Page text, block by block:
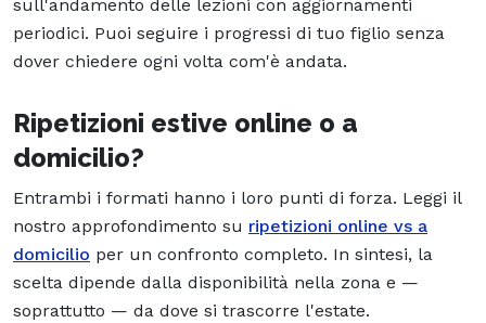
sull'andamento delle lezioni con aggiornamenti
periodici. Puoi seguire i progressi di tuo figlio senza
dover chiedere ogni volta com'è andata.
Ripetizioni estive online o a
domicilio?
Entrambi i formati hanno i loro punti di forza. Leggi il
nostro approfondimento su ripetizioni online vs a
domicilio per un confronto completo. In sintesi, la
scelta dipende dalla disponibilità nella zona e —
soprattutto — da dove si trascorre l'estate.